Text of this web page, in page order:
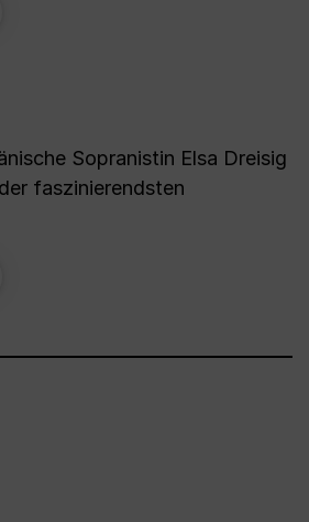
Sopranistin Elsa Dreisig
faszinierendsten